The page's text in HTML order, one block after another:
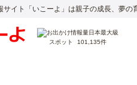
イト「いこーよ」は親子の成長、夢の
スポット 101,135件